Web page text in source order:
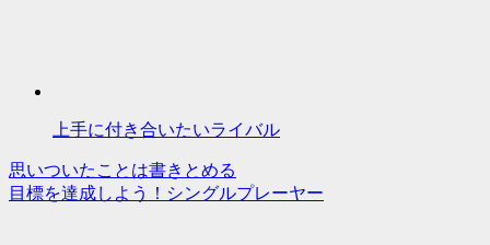
上手に付き合いたいライバル
投
思いついたことは書きとめる
目標を達成しよう！シングルプレーヤー